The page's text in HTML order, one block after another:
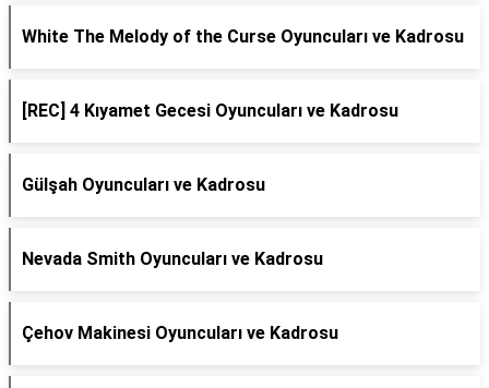
White The Melody of the Curse Oyuncuları ve Kadrosu
[REC] 4 Kıyamet Gecesi Oyuncuları ve Kadrosu
Gülşah Oyuncuları ve Kadrosu
Nevada Smith Oyuncuları ve Kadrosu
Çehov Makinesi Oyuncuları ve Kadrosu